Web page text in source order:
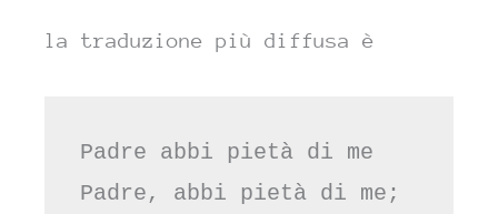
la traduzione più diffusa è
Padre abbi pietà di me
Padre, abbi pietà di me;